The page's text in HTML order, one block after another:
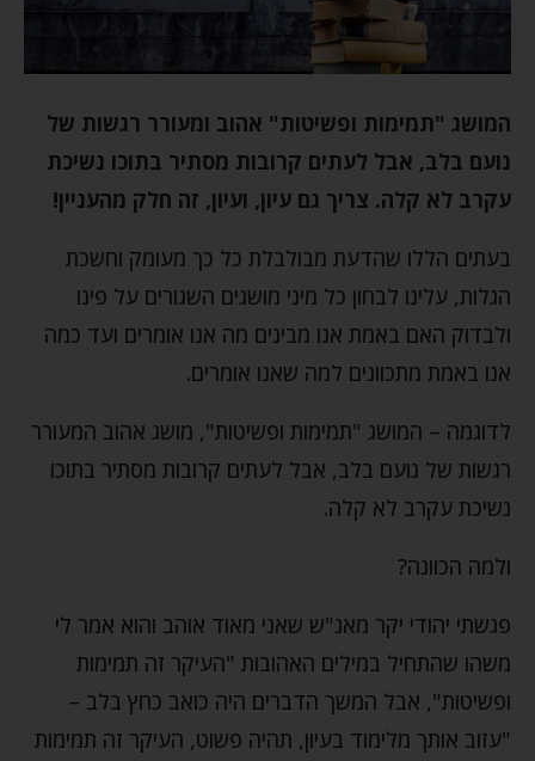
המושג "תמימות ופשיטות" אהוב ומעורר רגשות של
נועם בלב, אבל לעתים קרובות מסתיר בתוכו נשיכת
עקרב לא קלה. צריך גם עיון, ועיון, זה חלק מהעניין!
בעתים הללו שהדעת מבולבלת כל כך מעומק וחשכת
הגלות, עלינו לבחון כל מיני מושגים השגורים על פינו
ולבדוק האם באמת אנו מבינים מה אנו אומרים ועד כמה
אנו באמת מתכוונים למה שאנו אומרים.
לדוגמה – המושג "תמימות ופשיטות", מושג אהוב המעורר
רגשות של נועם בלב, אבל לעתים קרובות מסתיר בתוכו
נשיכת עקרב לא קלה.
ולמה הכוונה?
פגשתי יהודי יקר מאנ"ש שאני מאוד אוהב והוא אמר לי
משהו שהתחיל במילים האהובות "העיקר זה תמימות
ופשיטות", אבל המשך הדברים היה כואב כחץ בלב –
"עזוב אותך מלימוד בעיון, תהיה פשוט, העיקר זה תמימות